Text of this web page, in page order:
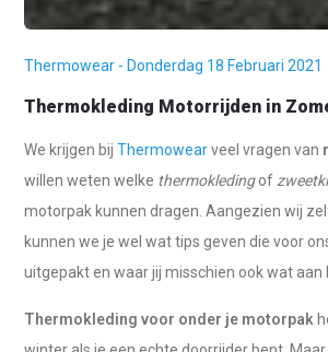
Thermowear - Donderdag 18 Februari 2021
Thermokleding Motorrijden in
We krijgen bijThermowearveel vragen van
willen weten welke thermokledingof
motorpak kunnen dragen. Aangezien wij
kunnen we je wel wat tips geven die voor
uitgepakt en waar jij misschien ook wat aan
Thermokleding voor onder je motorpak